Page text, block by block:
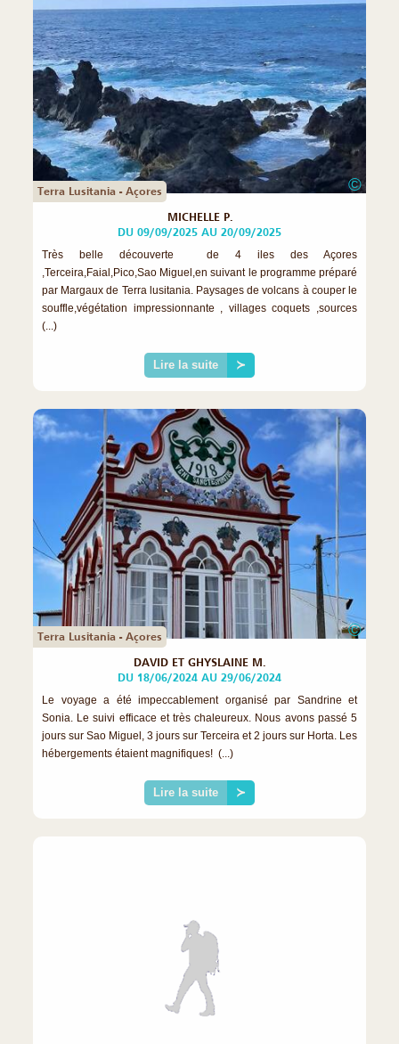
Terra Lusitania - Açores ©
MICHELLE P.
DU 09/09/2025 AU 20/09/2025
Très belle découverte de 4 iles des Açores
,Terceira,Faial,Pico,Sao Miguel,en suivant le programme préparé
par Margaux de Terra lusitania. Paysages de volcans à couper le
souffle,végétation impressionnante , villages coquets ,sources
(...)
Lire la suite ≻
Terra Lusitania - Açores ©
DAVID ET GHYSLAINE M.
DU 18/06/2024 AU 29/06/2024
Le voyage a été impeccablement organisé par Sandrine et
Sonia. Le suivi efficace et très chaleureux. Nous avons passé 5
jours sur Sao Miguel, 3 jours sur Terceira et 2 jours sur Horta. Les
hébergements étaient magnifiques! (...)
Lire la suite ≻